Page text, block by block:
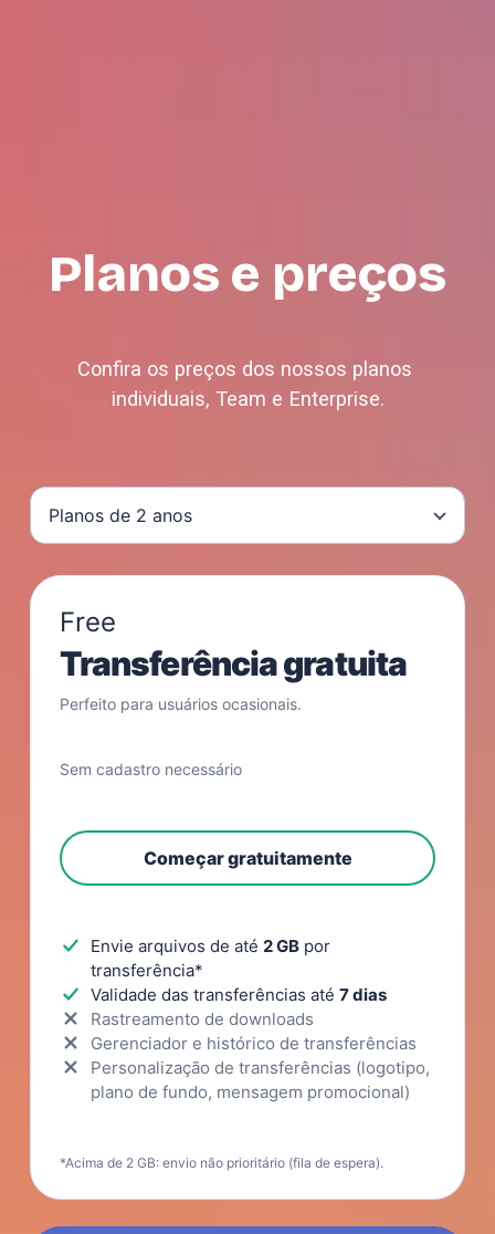
Planos e preços
Confira os preços dos nossos planos
individuais, Team e Enterprise.
Planos de 2 anos
Free
Transferência gratuita
Perfeito para usuários ocasionais.
Sem cadastro necessário
Começar gratuitamente
Envie arquivos de até 2 GBpor
transferência*
Validade das transferências até 7 dias
Rastreamento de downloads
Gerenciador e histórico de transferências
Personalização de transferências (logotipo,
plano de fundo, mensagem promocional)
*Acima de 2 GB: envio não prioritário (fila de espera).